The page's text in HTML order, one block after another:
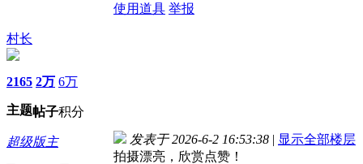
使用道具 举报
村长
2165
主题
2万
帖子
6万
积分
超级版主 发表于 2026-6-2 16:53:38 | 显示全部楼层
拍摄漂亮，欣赏点赞！